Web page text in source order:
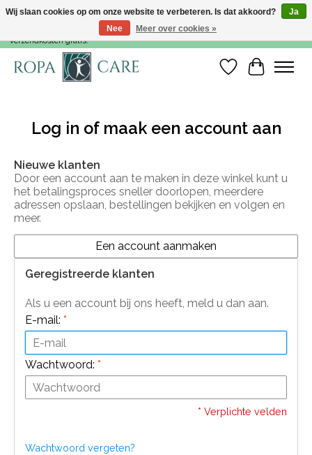
Voor 15:00 besteld, dezelfde werkdag nog verzonden! Vanaf €35,- zijn de
verzendkosten gratis!
Verlanglijst
Log in of maak een account aan
Nieuwe klanten
Door een account aan te maken in deze winkel kunt u
het betalingsproces sneller doorlopen, meerdere
adressen opslaan, bestellingen bekijken en volgen en
meer.
Een account aanmaken
Geregistreerde klanten
Als u een account bij ons heeft, meld u dan aan.
E-mail: *
Wachtwoord: *
* Verplichte velden
Wachtwoord vergeten?
Wij slaan cookies op om onze website te verbeteren. Is dat akkoord?
Ja
Nee
Meer over cookies »